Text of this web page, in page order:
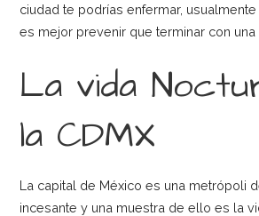
ciudad te podrías enfermar,
es mejor prevenir que terminar con una
La vida
la CDMX
La capital de México es una metrópoli
incesante y una muestra de ello es la